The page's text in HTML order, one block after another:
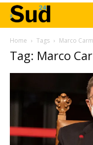
Home Tags Marco
Tag: Marco